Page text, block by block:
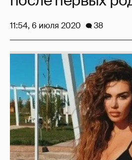
11:54, 6 июля 2020 38